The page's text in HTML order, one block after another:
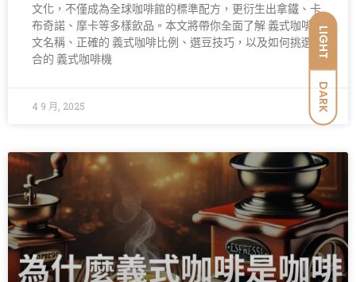
LIGHT
DARK
文化，不僅成為全球咖啡館的標準配方，更衍生出拿鐵、卡
布奇諾、摩卡等多樣飲品。本文將帶你全面了解 義式咖啡英
文名稱、正確的 義式咖啡比例、選豆技巧，以及如何挑選適
合的 義式咖啡機
4 9 月, 2025